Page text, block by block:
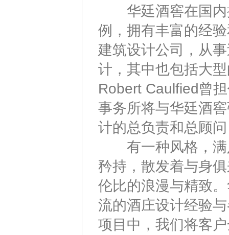
华廷酒窖在国内
例，拥有丰富的经
建筑设计公司，从
计，其中也包括大
Robert Caulfied曾
事务所将与华廷酒
计的总负责和总顾
有一种风格，满
矜持，散发着与身
伦比的浪漫与精致
流的酒庄设计经验
项目中，我们将客